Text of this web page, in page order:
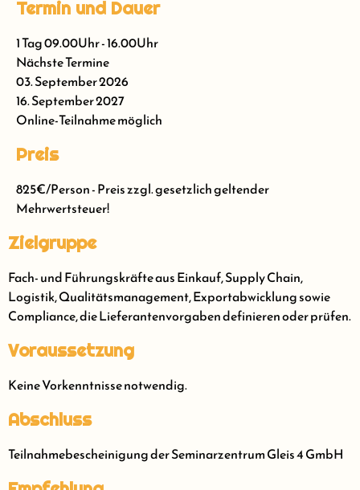
Termin und Dauer
1 Tag 09.00Uhr - 16.00Uhr
Nächste Termine
03. September 2026
16. September 2027
Online-Teilnahme möglich
Preis
825€/Person - Preis zzgl. gesetzlich geltender
Mehrwertsteuer!
Zielgruppe
Fach- und Führungskräfte aus Einkauf, Supply Chain,
Logistik, Qualitätsmanagement, Exportabwicklung sowie
Compliance, die Lieferantenvorgaben definieren oder prüfen.
Voraussetzung
Keine Vorkenntnisse notwendig.
Abschluss
Teilnahmebescheinigung der Seminarzentrum Gleis 4 GmbH